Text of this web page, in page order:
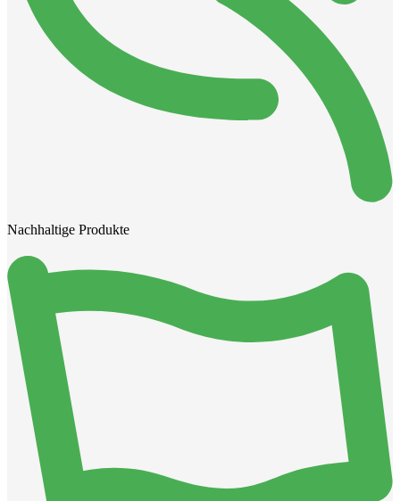
Nachhaltige Produkte